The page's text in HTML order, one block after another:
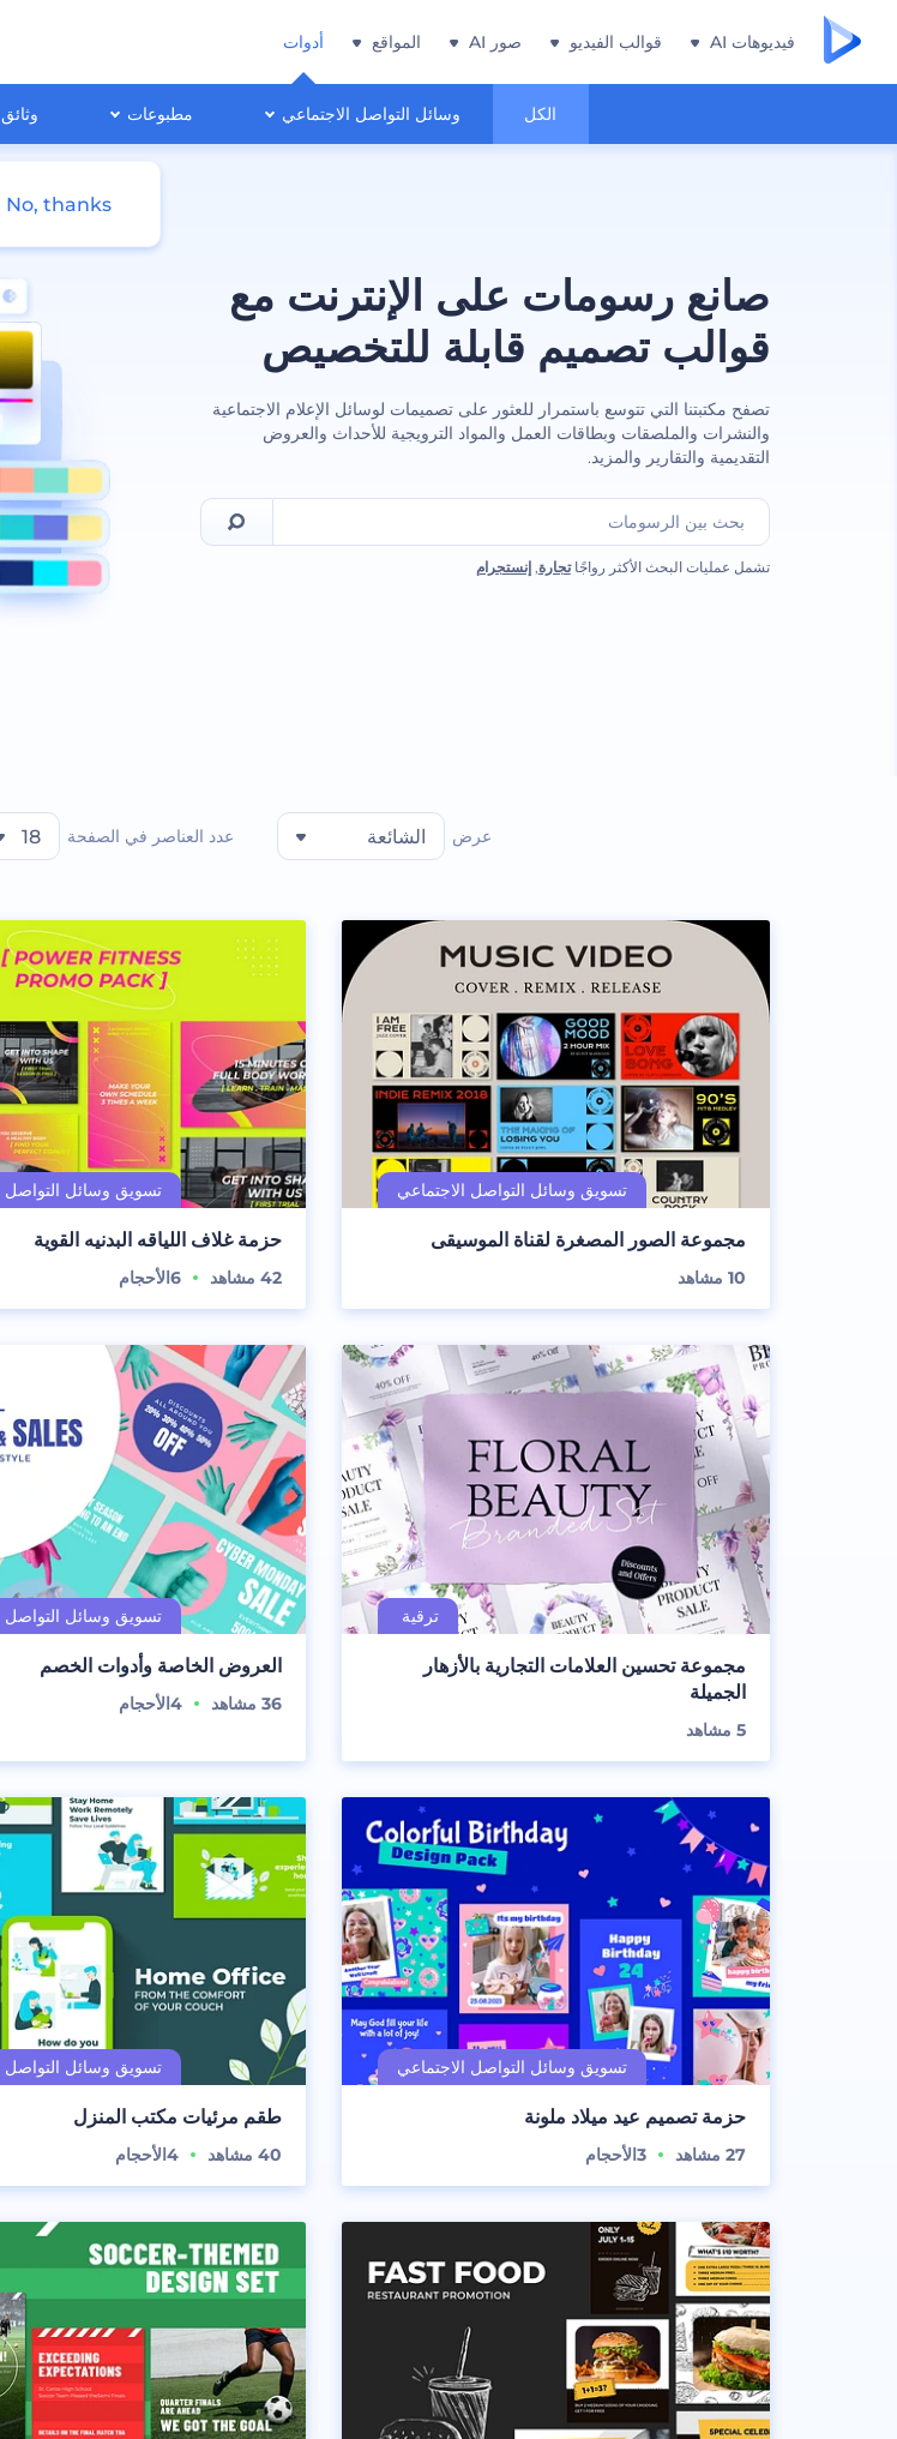
فيديوهات AI قوالب الفيديو صور AI المواقع أدوات
الكل وسائل التواصل الاجتماعي مطبوعات وثائق
صانع رسومات على الإنترنت مع
قوالب تصميم قابلة للتخصيص
تصفح مكتبتنا التي تتوسع باستمرار للعثور على تصميمات لوسائل الإعلام الاجتماعية
والنشرات والملصقات وبطاقات العمل والمواد الترويجية للأحداث والعروض
التقديمية والتقارير والمزيد.
تشمل عمليات البحث الأكثر رواجًاتجارة,إنستجرام
عرض الشائعة عدد العناصر في الصفحة 18
مجموعة الصور المصغرة لقناة الموسيقى
10 مشاهد
حزمة غلاف اللياقه البدنيه القوية
42 مشاهد 6الأحجام
مجموعة تحسين العلامات التجارية بالأزهار
الجميلة
5 مشاهد
العروض الخاصة وأدوات الخصم
36 مشاهد 4الأحجام
حزمة تصميم عيد ميلاد ملونة
27 مشاهد 3الأحجام
طقم مرئيات مكتب المنزل
40 مشاهد 4الأحجام
No, thanks